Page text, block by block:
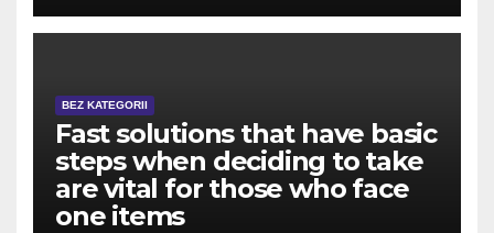
BEZ KATEGORII
Fast solutions that have basic
steps when deciding to take
are vital for those who face
one items